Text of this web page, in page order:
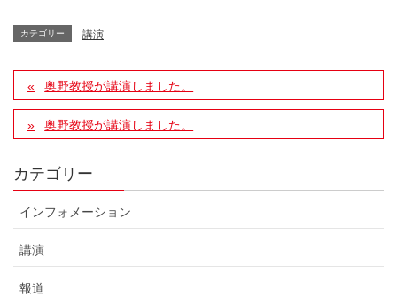
カテゴリー 講演
奥野教授が講演しました。
奥野教授が講演しました。
カテゴリー
インフォメーション
講演
報道